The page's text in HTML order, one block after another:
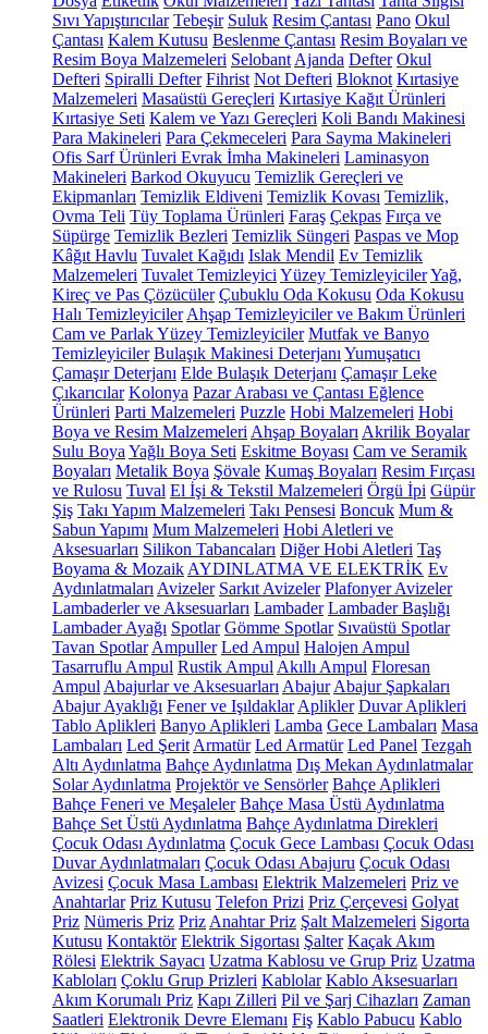
Sıvı Yapıştırıcılar Tebeşir Suluk Resim Çantası Pano Okul
Çantası Kalem Kutusu Beslenme Çantası Resim Boyaları ve
Resim Boya Malzemeleri Selobant Ajanda Defter Okul
Defteri Spiralli Defter Fihrist Not Defteri Bloknot Kırtasiye
Malzemeleri Masaüstü Gereçleri Kırtasiye Kağıt Ürünleri
Kırtasiye Seti Kalem ve Yazı Gereçleri Koli Bandı Makinesi
Para Makineleri Para Çekmeceleri Para Sayma Makineleri
Ofis Sarf Ürünleri Evrak İmha Makineleri Laminasyon
Makineleri Barkod Okuyucu Temizlik Gereçleri ve
Ekipmanları Temizlik Eldiveni Temizlik Kovası Temizlik,
Ovma Teli Tüy Toplama Ürünleri Faraş Çekpas Fırça ve
Süpürge Temizlik Bezleri Temizlik Süngeri Paspas ve Mop
Kâğıt Havlu Tuvalet Kağıdı Islak Mendil Ev Temizlik
Malzemeleri Tuvalet Temizleyici Yüzey TemizleyicilerYağ,
Kireç ve Pas Çözücüler Çubuklu Oda Kokusu Oda Kokusu
Halı Temizleyiciler Ahşap Temizleyiciler ve Bakım Ürünleri
Cam ve Parlak Yüzey Temizleyiciler Mutfak ve Banyo
Temizleyiciler Bulaşık Makinesi Deterjanı Yumuşatıcı
Çamaşır Deterjanı Elde Bulaşık Deterjanı Çamaşır Leke
Çıkarıcılar Kolonya Pazar Arabası ve Çantası Eğlence
Ürünleri Parti Malzemeleri Puzzle Hobi Malzemeleri Hobi
Boya ve Resim Malzemeleri Ahşap Boyaları Akrilik Boyalar
Sulu Boya Yağlı Boya Seti Eskitme Boyası Cam ve Seramik
Boyaları Metalik Boya Şövale Kumaş Boyaları Resim Fırçası
ve Rulosu Tuval El İşi & Tekstil Malzemeleri Örgü İpi Güpür
Şiş Takı Yapım Malzemeleri Takı Pensesi Boncuk Mum &
Sabun Yapımı Mum Malzemeleri Hobi Aletleri ve
Aksesuarları Silikon Tabancaları Diğer Hobi Aletleri Taş
Boyama & Mozaik AYDINLATMA VE ELEKTRİK Ev
Aydınlatmaları Avizeler Sarkıt Avizeler Plafonyer Avizeler
Lambaderler ve Aksesuarları Lambader Lambader Başlığı
Lambader Ayağı Spotlar Gömme Spotlar Sıvaüstü Spotlar
Tavan Spotlar Ampuller Led Ampul Halojen Ampul
Tasarruflu Ampul Rustik Ampul Akıllı Ampul Floresan
Ampul Abajurlar ve Aksesuarları Abajur Abajur Şapkaları
Abajur Ayaklığı Fener ve Işıldaklar Aplikler Duvar Aplikleri
Tablo Aplikleri Banyo Aplikleri Lamba Gece Lambaları Masa
Lambaları Led Şerit Armatür Led Armatür Led Panel Tezgah
Altı Aydınlatma Bahçe Aydınlatma Dış Mekan Aydınlatmalar
Solar Aydınlatma Projektör ve Sensörler Bahçe Aplikleri
Bahçe Feneri ve Meşaleler Bahçe Masa Üstü Aydınlatma
Bahçe Set Üstü Aydınlatma Bahçe Aydınlatma Direkleri
Çocuk Odası Aydınlatma Çocuk Gece Lambası Çocuk Odası
Duvar Aydınlatmaları Çocuk Odası Abajuru Çocuk Odası
Avizesi Çocuk Masa Lambası Elektrik Malzemeleri Priz ve
Anahtarlar Priz Kutusu Telefon Prizi Priz Çerçevesi Golyat
Priz Nümeris Priz Priz Anahtar Priz Şalt Malzemeleri Sigorta
Kutusu Kontaktör Elektrik Sigortası Şalter Kaçak Akım
Rölesi Elektrik Sayacı Uzatma Kablosu ve Grup Priz Uzatma
Kabloları Çoklu Grup Prizleri Kablolar Kablo Aksesuarları
Akım Korumalı Priz Kapı Zilleri Pil ve Şarj Cihazları Zaman
Saatleri Elektronik Devre Elemanı Fiş Kablo Pabucu Kablo